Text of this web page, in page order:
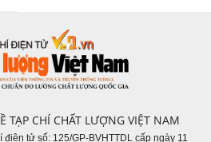
TẠP CHÍ CHẤT LƯỢNG VIỆT NAM
tử số: 125/GP-BVHTTDL cấp ngày 11